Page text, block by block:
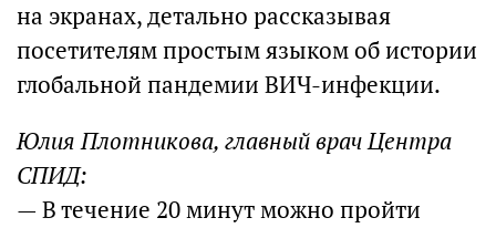
на экранах, детально рассказывая
посетителям простым языком об истории
глобальной пандемии ВИЧ-инфекции.
Юлия Плотникова, главный врач Центра
СПИД:
— В течение 20 минут можно пройти